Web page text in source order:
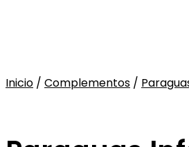
Inicio / Complementos /
Sin stock